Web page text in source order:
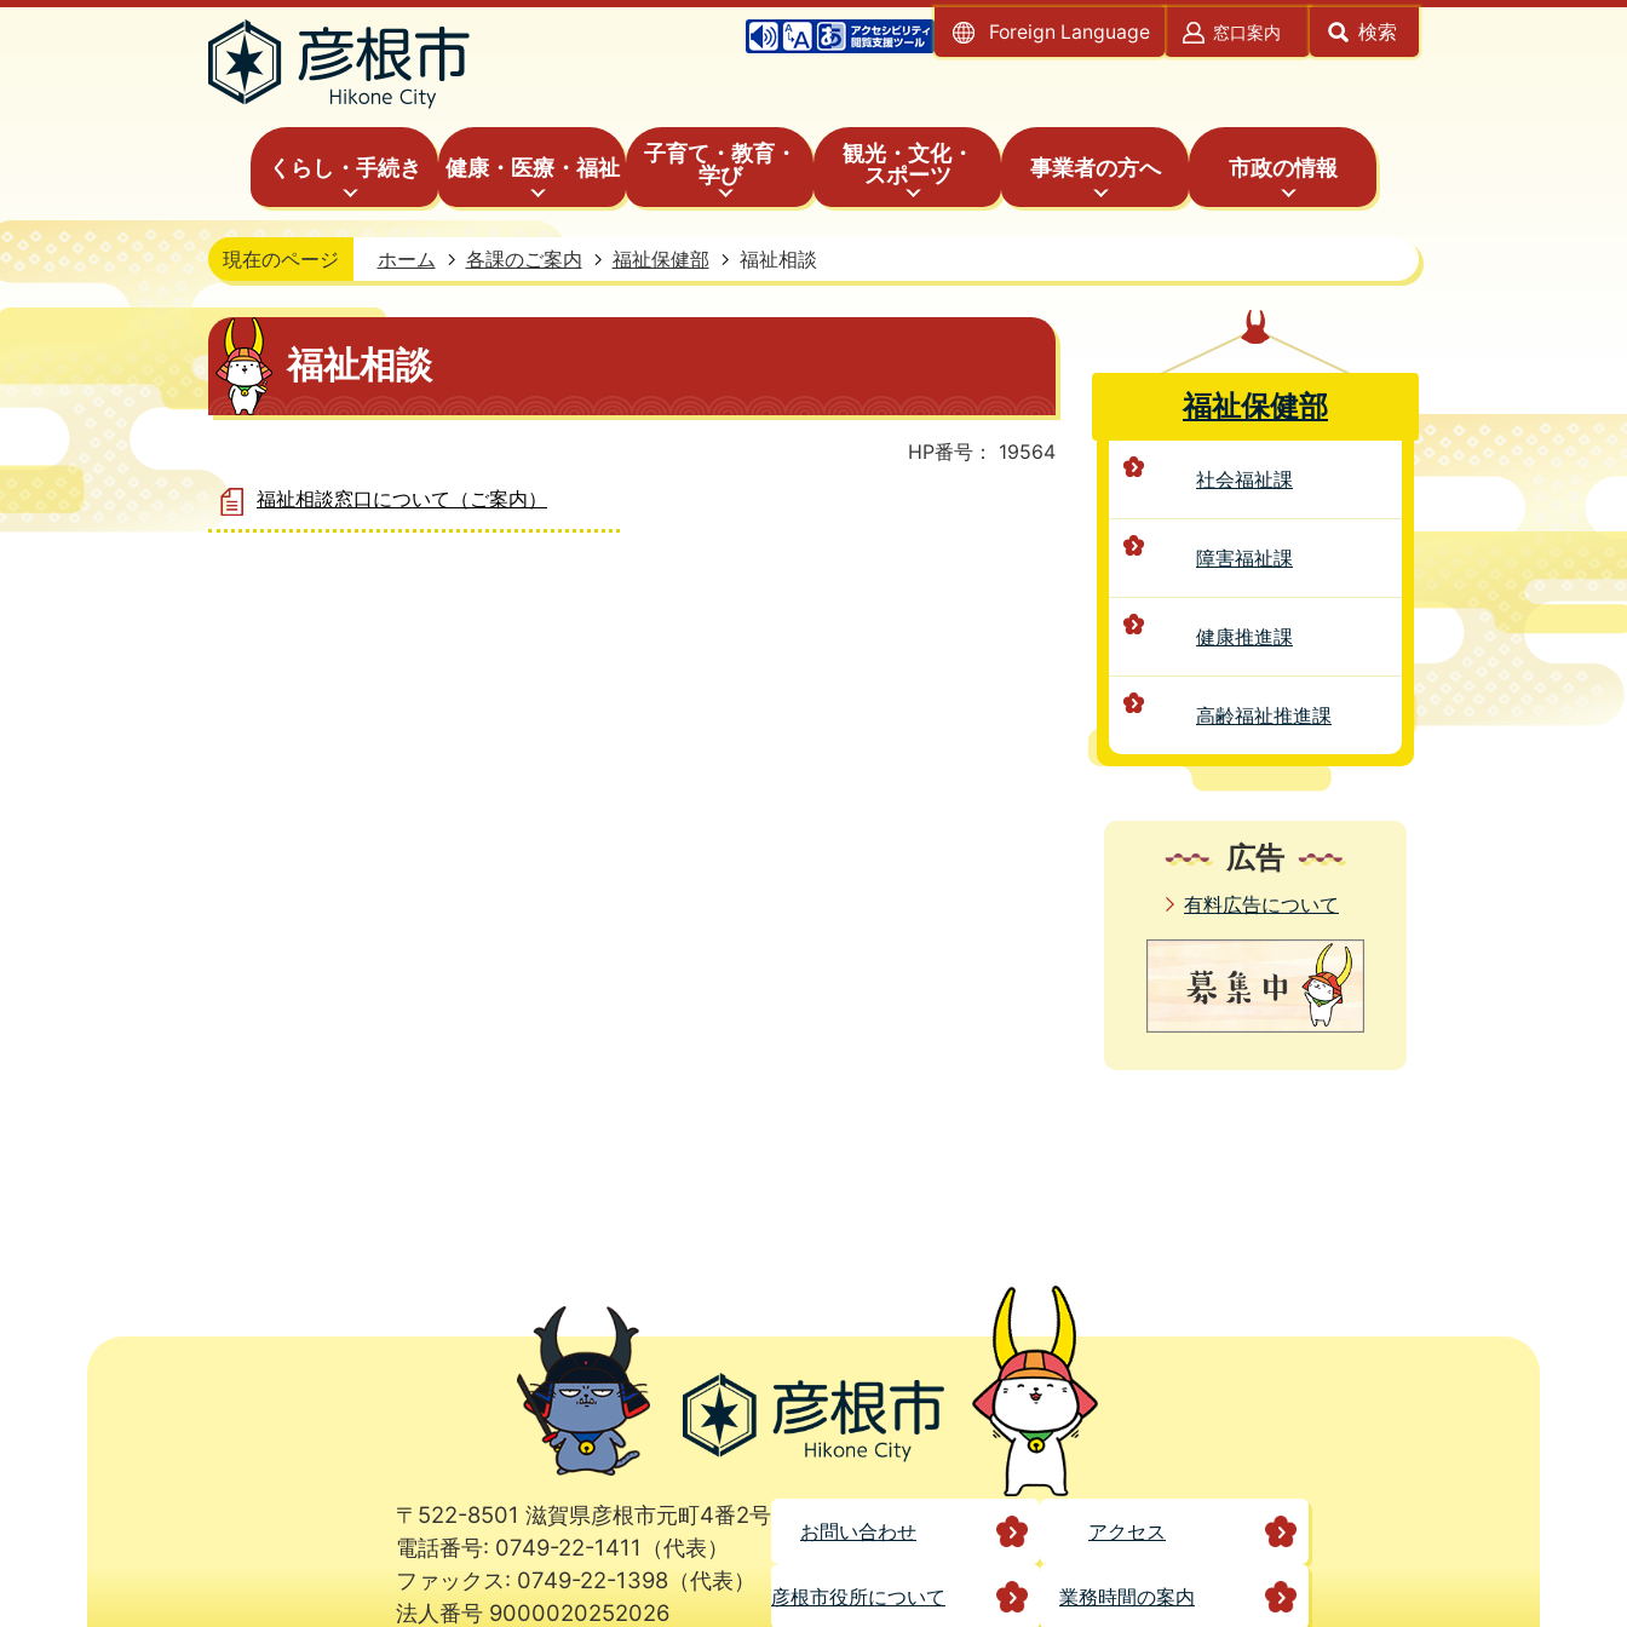
Foreign Language 窓口案内 検索
くらし・手続き 健康・医療・福祉
子育て・教育・
学び
観光・文化・
スポーツ
事業者の方へ 市政の情報
現在のページ ホーム 各課のご案内 福祉保健部 福祉相談
福祉相談
HP番号：
19564
福祉相談窓口について（ご案内）
福祉保健部
社会福祉課
障害福祉課
健康推進課
高齢福祉推進課
広告
有料広告について
〒522-8501 滋賀県彦根市元町4番2号
電話番号: 0749-22-1411（代表）
ファックス: 0749-22-1398（代表）
法人番号 9000020252026
お問い合わせ アクセス
彦根市役所について 業務時間の案内